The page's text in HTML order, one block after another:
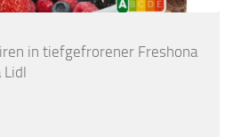
in tiefgefrorener Freshona
Lidl